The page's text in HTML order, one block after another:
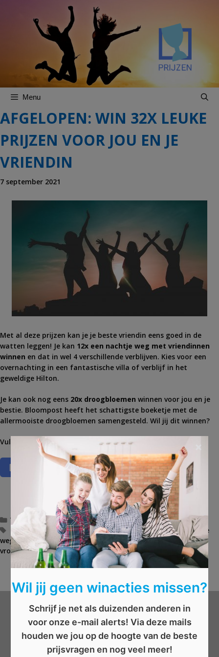
Menu
AFGELOPEN: WIN 32X LEUKE
PRIJZEN VOOR JOU EN JE
VRIENDIN
7 september 2021
Met al deze prijzen kan je je beste vriendin eens goed in de
watten leggen! Je kan 12x een nachtje weg met vriendinnen
winnen en dat in wel 4 verschillende verblijven. Kies voor een
overnachting in een fantastische villa of verblijf in het
geweldige Hilton.
Je kan ook nog eens 20x droogbloemen winnen voor jou en je
bestie. Bloompost heeft het schattigste boeketje met de
allermooiste droogbloemen samengesteld. Wil jij dit winnen?
Vul dan hetformulier in en maak kans!
C
t
e
r
i
Vrije tijd Vrouwen,Wellness
T
a
g
beste vriendin,Bloompost,droogbloemen,Hilton,nachtje
weg, overnachting,verrassing verwennen,vriendinnen,
vrouwen,weekendje weg,wellness
B
i
h
t
n
v
AFGELOPEN: Win 24 flesjes Lipton Ice Tea
Wat wil je winnen?
Wil jij geen winacties missen?
Schrijf je net als duizenden anderen in
voor onze e-mail alerts! Via deze mails
houden we jou op de hoogte van de beste
prijsvragen en nog veel meer!